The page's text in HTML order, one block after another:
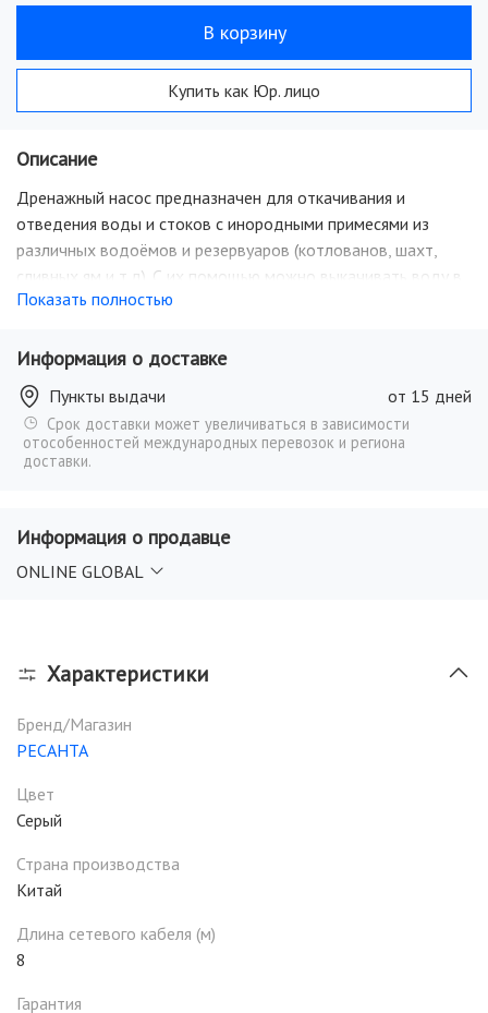
Описание
Дренажный насос предназначен для откачивания и
отведения воды и стоков с инородными примесями из
различных водоёмов и резервуаров (котлованов, шахт,
сливных ям и т.д). С их помощью можно выкачивать воду в
случае подтопления жилых помещений и подвалов.
дренажные насосы используются для орошения и подачи
воды с глубины. Насос оснащен внутренним поплавковым
выключателем и имеет два режима работы:
автоматический режим - когда включен поплавковый
выключатель, который отрегулирован на определенный
отключается при определенном уровне воды. Данный
режим предназначен для откачки воды до минимального
Показать полностью
В корзину
Купить как Юр. лицо
Информация о доставке
Пункты выдачи от 15 дней
Срок доставки может увеличиваться в зависимости
отособенностей международных перевозок и региона
доставки.
Информация о продавце
ONLINE GLOBAL
Характеристики
Бренд/Магазин
РЕСАНТА
Цвет
Серый
Страна производства
Китай
Длина сетевого кабеля (м)
8
Гарантия